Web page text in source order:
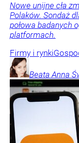
Nowe unijne cła
Polaków. Sondaż
połowa badanych
platformach.
Firmy i rynki
Beata Anna